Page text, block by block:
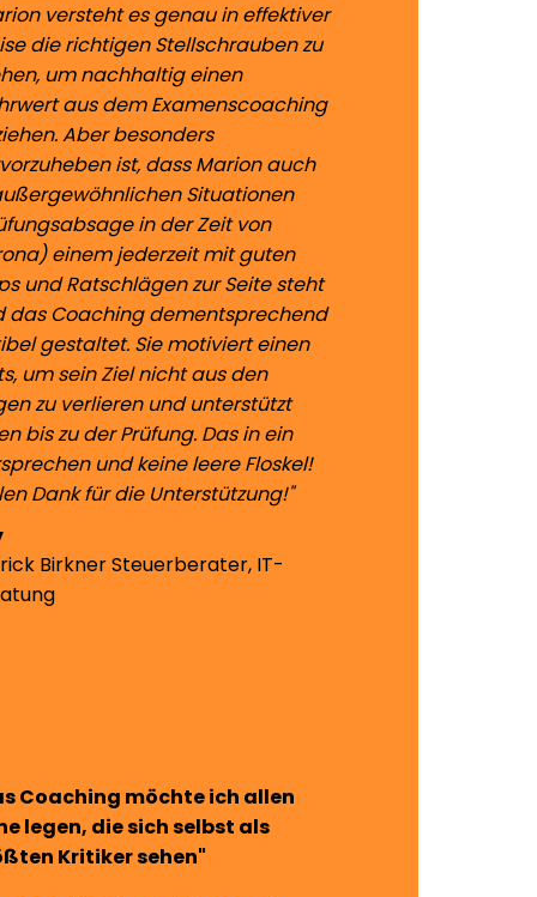
versteht es genau in effektiver
die richtigen Stellschrauben zu
um nachhaltig einen
aus dem Examenscoaching
Aber besonders
ist, dass Marion auch
Situationen
in der Zeit von
einem jederzeit mit guten
und Ratschlägen zur Seite steht
das Coaching dementsprechend
gestaltet. Sie motiviert einen
um sein Ziel nicht aus den
zu verlieren und unterstützt
bis zu der Prüfung. Das in ein
und keine leere Floskel!
Dank für die Unterstützung!"
BirknerSteuerberater, IT-
Coaching möchte ich allen
legen, die sich selbst als
Kritiker sehen"